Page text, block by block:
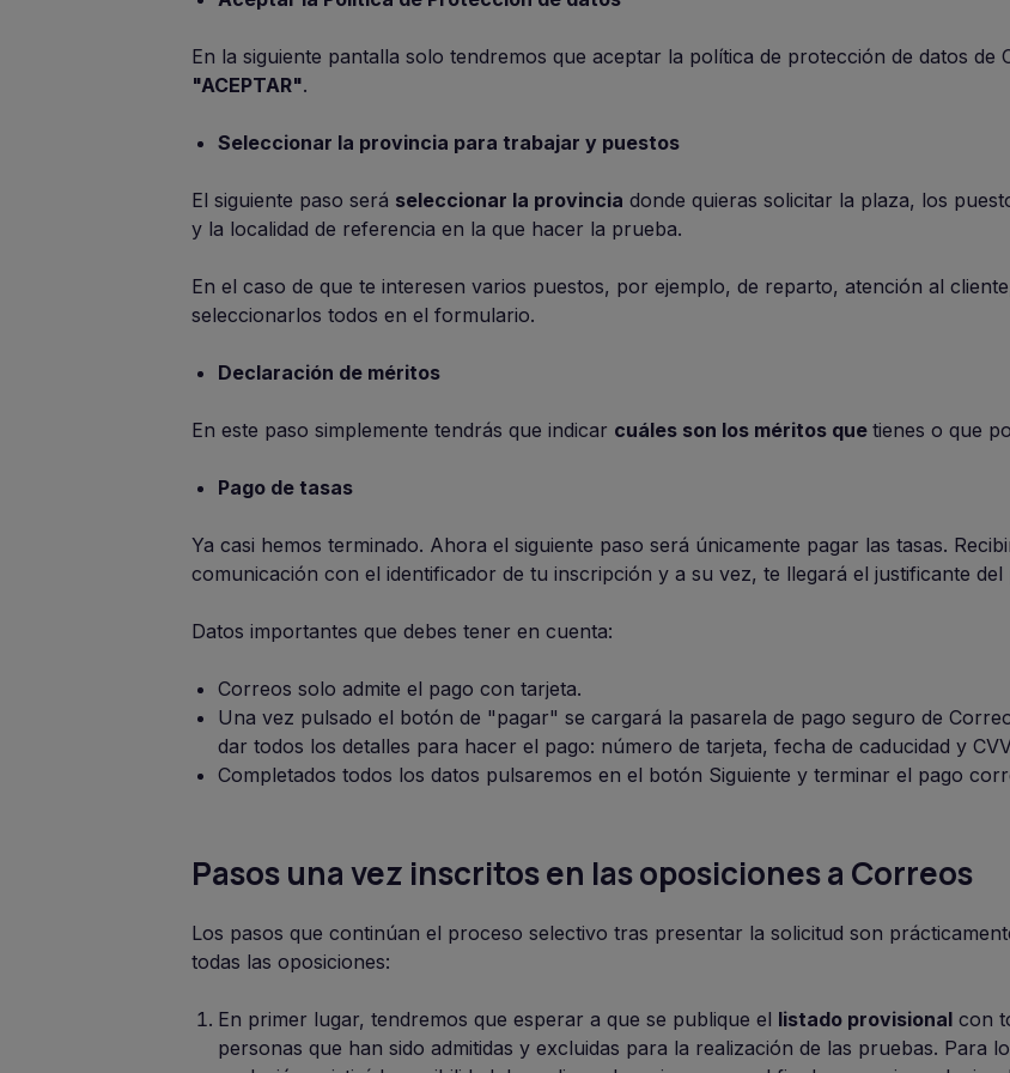
En la siguiente pantalla solo tendremos que aceptar la política de protección de datos de
"ACEPTAR".
Seleccionar la provincia para trabajar y puestos
El siguiente paso será seleccionar la provincia donde quieras solicitar la plaza, los
y la localidad de referencia en la que hacer la prueba.
En el caso de que te interesen varios puestos, por ejemplo, de reparto, atención al
seleccionarlos todos en el formulario.
Declaración de méritos
En este paso simplemente tendrás que indicar cuáles son los méritos que tienes o que
Pago de tasas
Ya casi hemos terminado. Ahora el siguiente paso será únicamente pagar las tasas.
comunicación con el identificador de tu inscripción y a su vez, te llegará el justificante del
Datos importantes que debes tener en cuenta:
Correos solo admite el pago con tarjeta.
Una vez pulsado el botón de "pagar" se cargará la pasarela de pago seguro de
dar todos los detalles para hacer el pago: número de tarjeta, fecha de caducidad y
Completados todos los datos pulsaremos en el botón Siguiente y terminar el pago
Pasos una vez inscritos en las oposiciones a Correos
Los pasos que continúan el proceso selectivo tras presentar la solicitud son
todas las oposiciones:
En primer lugar, tendremos que esperar a que se publique el listado provisional con
personas que han sido admitidas y excluidas para la realización de las pruebas. Para